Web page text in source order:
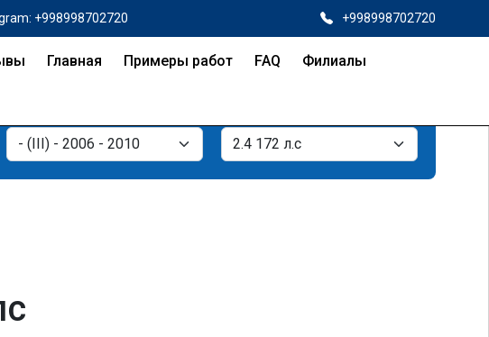
+998998702720 +998998702720
Главная Примеры работ FAQ Филиалы